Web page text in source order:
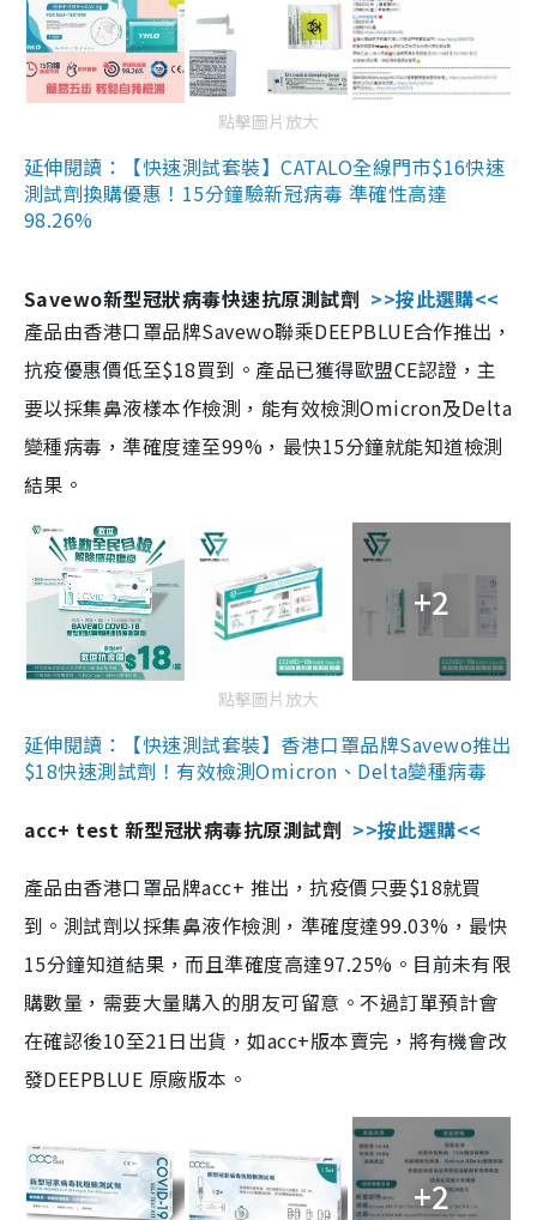
點擊圖片放大
延伸閱讀：【快速測試套裝】CATALO全線門市$16快速
測試劑換購優惠！15分鐘驗新冠病毒 準確性高達
98.26%
Savewo新型冠狀病毒快速抗原測試劑 >>按此選購<<
產品由香港口罩品牌Savewo聯乘DEEPBLUE合作推出，
抗疫優惠價低至$18買到。產品已獲得歐盟CE認證，主
要以採集鼻液樣本作檢測，能有效檢測Omicron及Delta
變種病毒，準確度達至99%，最快15分鐘就能知道檢測
結果。
+2
點擊圖片放大
延伸閱讀：【快速測試套裝】香港口罩品牌Savewo推出
$18快速測試劑！有效檢測Omicron、Delta變種病毒
acc+ test 新型冠狀病毒抗原測試劑 >>按此選購<<
產品由香港口罩品牌acc+ 推出，抗疫價只要$18就買
到。測試劑以採集鼻液作檢測，準確度達99.03%，最快
15分鐘知道結果，而且準確度高達97.25%。目前未有限
購數量，需要大量購入的朋友可留意。不過訂單預計會
在確認後10至21日出貨，如acc+版本賣完，將有機會改
發DEEPBLUE 原廠版本。
+2